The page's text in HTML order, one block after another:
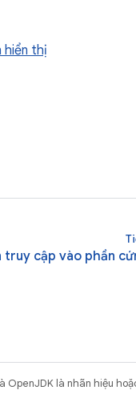
hiển thị
truy cập vào phần
OpenJDK là nhãn hiệu